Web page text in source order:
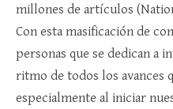
millones de artículos
Con esta masificación de
personas que se dedican a
ritmo de todos los avances
especialmente al iniciar